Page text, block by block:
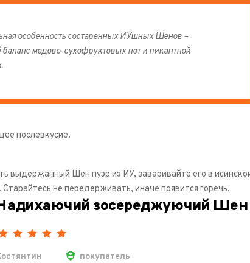
особенность состаренных ИУшных Шенов –
медово-сухофруктовых нот и пикантной
послевкусие.
выдержанный Шен пуэр из ИУ, заваривайте его в
Старайтесь не передерживать, иначе появится горечь.
зосереджуючий Шен
покупатель